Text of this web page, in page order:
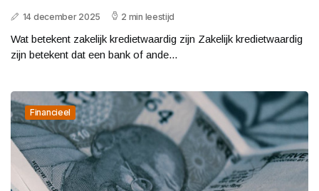
14 december 2025 2 min leestijd
Wat betekent zakelijk kredietwaardig zijn Zakelijk kredietwaardig
zijn betekent dat een bank of ande...
Financieel